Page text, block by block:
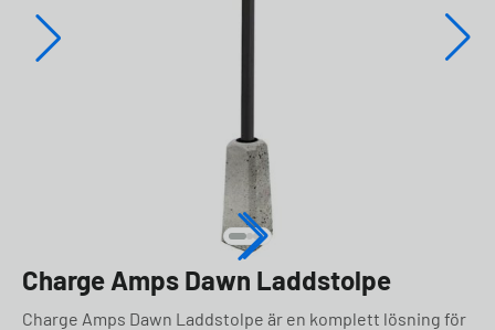
Charge Amps Dawn Laddstolpe
Charge Amps Dawn Laddstolpe är en komplett lösning för